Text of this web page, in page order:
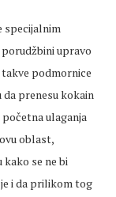
specijalnim
upravo
podmornice
da prenesu kokain
ulaganja
oblast,
se ne bi
i da prilikom tog